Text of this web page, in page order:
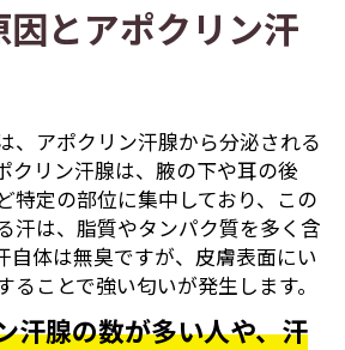
とアポクリン汗
、アポクリン汗腺から分泌される
クリン汗腺は、腋の下や耳の後
特定の部位に集中しており、この
汗は、脂質やタンパク質を多く含
自体は無臭ですが、皮膚表面にい
ることで強い匂いが発生します。
汗腺の数が多い人や、汗